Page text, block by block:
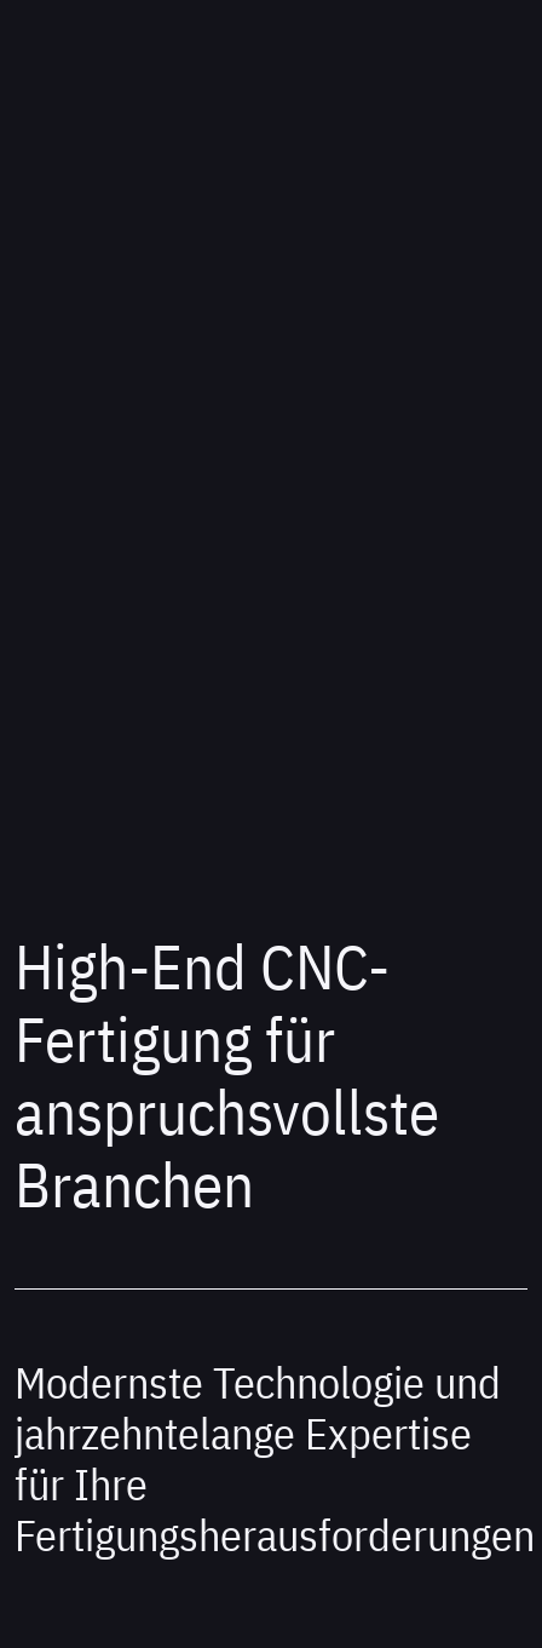
High-End CNC-
Fertigung für
anspruchsvollste
Branchen
Modernste Technologie und
jahrzehntelange Expertise
für Ihre
Fertigungsherausforderungen